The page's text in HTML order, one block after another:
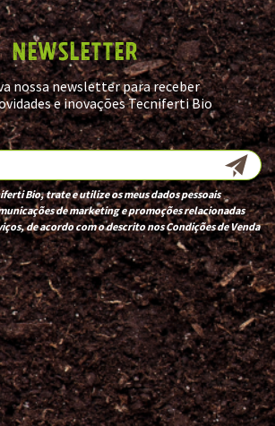
NEWSLETTER
nossa newsletter para receber
e inovações Tecniferti Bio
Bio, trate e utilize os meus dados pessoais
de marketing e promoções relacionadas
de acordo com o descrito nosCondições de Venda